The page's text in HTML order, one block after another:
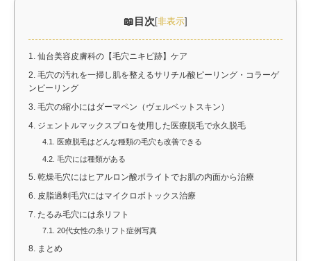
目次 [非表示]
1.
仙台美容皮膚科の【毛穴ニキビ跡】ケア
2. 毛穴の汚れを一掃し肌を整えるサリチル酸ピーリング・コラーゲ
ンピーリング
3. 毛穴の縮小にはダーマペン（ヴェルベットスキン）
4. ジェントルマックスプロを使用した医療脱毛で永久脱毛
4.1. 医療脱毛はどんな種類の毛穴も改善できる
4.2. 毛穴には種類がある
5. 乾燥毛穴にはヒアルロン酸ボライトでお肌の内面から治療
6.
皮脂過剰毛穴にはマイクロボトックス治療
7. たるみ毛穴には糸リフト
7.1. 20代女性の糸リフト症例写真
8. まとめ